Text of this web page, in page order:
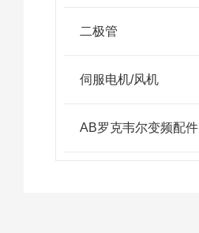
二极管
伺服电机/风机
AB罗克韦尔变频配件